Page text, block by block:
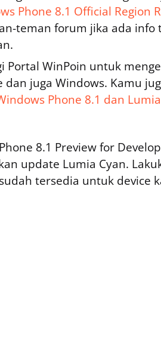
Phone 8.1 Official Region
teman forum jika ada info
Portal WinPoin untuk
juga Windows. Kamu
Phone 8.1 dan
8.1 Preview for
update Lumia Cyan.
tersedia untuk device